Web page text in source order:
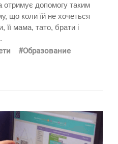
отримує допомогу таким
що коли їй не хочеться
її мама, тато, брати і
#Образование